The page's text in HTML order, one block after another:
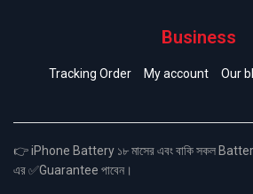
Business
Tracking Order My account Our
👉 iPhone Battery ১৮ মাসের এবং বাকি সকল
এর ✅Guarantee পাবেন।